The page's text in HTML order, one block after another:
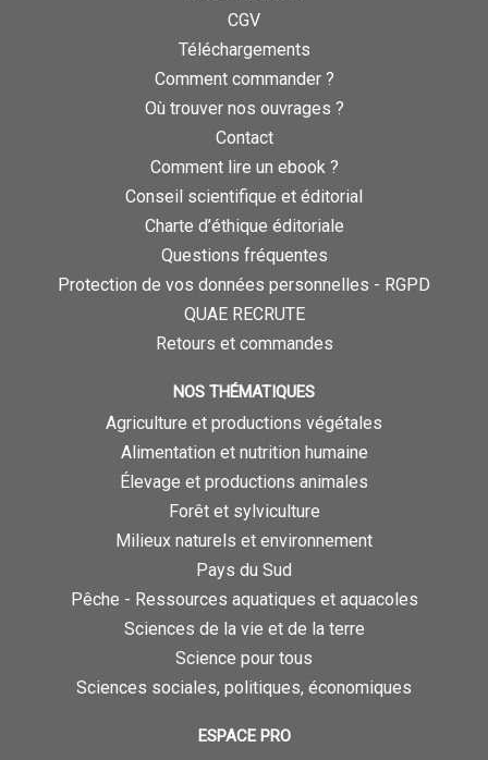
CGV
Téléchargements
Comment commander ?
Où trouver nos ouvrages ?
Contact
Comment lire un ebook ?
Conseil scientifique et éditorial
Charte d’éthique éditoriale
Questions fréquentes
Protection de vos données personnelles - RGPD
QUAE RECRUTE
Retours et commandes
NOS THÉMATIQUES
Agriculture et productions végétales
Alimentation et nutrition humaine
Élevage et productions animales
Forêt et sylviculture
Milieux naturels et environnement
Pays du Sud
Pêche - Ressources aquatiques et aquacoles
Sciences de la vie et de la terre
Science pour tous
Sciences sociales, politiques, économiques
ESPACE PRO